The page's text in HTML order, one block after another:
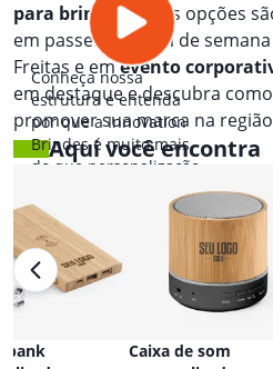
Conheça nossa
estrutura e entenda
por que a Innovation
Brindes é muito mais
do que personalização.
para brindes. Essas opções
em passeios de fim de
Freitas e emevento
em destaque e descubra
promover sua marca na
Aqui você encontra
bank
Caixa de som